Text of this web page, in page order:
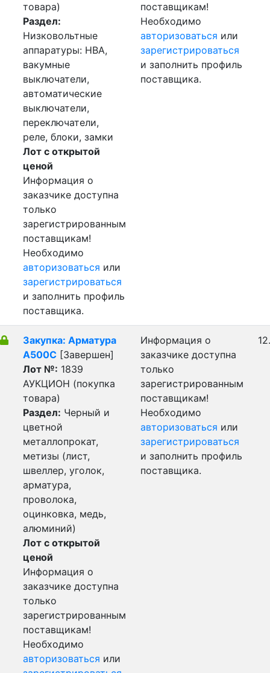
товара)
Раздел:
Низковольтные
аппаратуры: НВА,
вакумные
выключатели,
автоматические
выключатели,
переключатели,
реле, блоки, замки
Лот с открытой
ценой
Информация о
заказчике доступна
только
зарегистрированным
поставщикам!
Необходимо
авторизоваться или
зарегистрироваться
и заполнить профиль
поставщика.
поставщикам!
Необходимо
авторизоваться или
зарегистрироваться
и заполнить профиль
поставщика.
Закупка: Арматура
А500С [Завершен]
Лот №: 1839
АУКЦИОН (покупка
товара)
Раздел: Черный и
цветной
металлопрокат,
метизы (лист,
швеллер, уголок,
арматура,
проволока,
оцинковка, медь,
алюминий)
Лот с открытой
ценой
Информация о
заказчике доступна
только
зарегистрированным
поставщикам!
Необходимо
авторизоваться или
Информация о
заказчике доступна
только
зарегистрированным
поставщикам!
Необходимо
авторизоваться или
зарегистрироваться
и заполнить профиль
поставщика.